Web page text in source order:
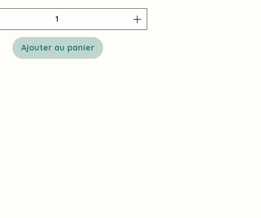
Ajouter au panier